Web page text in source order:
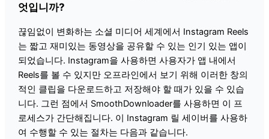
엇입니까?
끊임없이 변화하는 소셜 미디어 세계에서 Instagram Reels
는 짧고 재미있는 동영상을 공유할 수 있는 인기 있는 앱이
되었습니다. Instagram을 사용하면 사용자가 앱 내에서
Reels를 볼 수 있지만 오프라인에서 보기 위해 이러한 창의
적인 클립을 다운로드하고 저장해야 할 때가 있을 수 있습
니다. 그런 점에서 SmoothDownloader를 사용하면 이 프
로세스가 간단해집니다. 이 Instagram 릴 세이버를 사용하
여 수행할 수 있는 절차는 다음과 같습니다.